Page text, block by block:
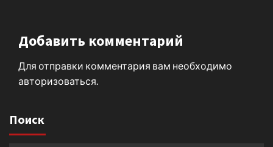
Добавить комментарий
Для отправки комментария вам необходимо
авторизоваться
Поиск